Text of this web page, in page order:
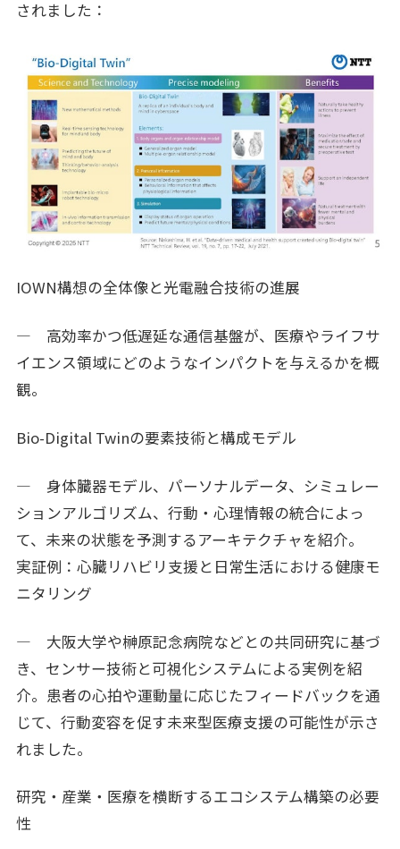
されました：
IOWN構想の全体像と光電融合技術の進展
― 高効率かつ低遅延な通信基盤が、医療やライフサ
イエンス領域にどのようなインパクトを与えるかを概
観。
Bio-Digital Twinの要素技術と構成モデル
― 身体臓器モデル、パーソナルデータ、シミュレー
ションアルゴリズム、行動・心理情報の統合によっ
て、未来の状態を予測するアーキテクチャを紹介。
実証例：心臓リハビリ支援と日常生活における健康モ
ニタリング
― 大阪大学や榊原記念病院などとの共同研究に基づ
き、センサー技術と可視化システムによる実例を紹
介。患者の心拍や運動量に応じたフィードバックを通
じて、行動変容を促す未来型医療支援の可能性が示さ
れました。
研究・産業・医療を横断するエコシステム構築の必要
性